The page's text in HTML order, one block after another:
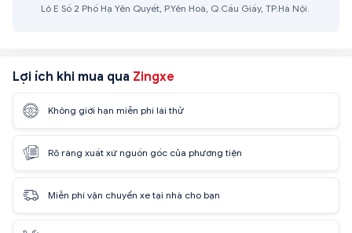
Lô E Số 2 Phố Hạ Yên Quyết, P.Yên Hoà, Q.Cầu Giấy, TP.Hà Nội.
Lợi ích khi mua qua Zingxe
Không giới hạn miễn phí lái thử
Rõ ràng xuất xứ nguồn gốc của phương tiện
Miễn phí vận chuyển xe tại nhà cho bạn